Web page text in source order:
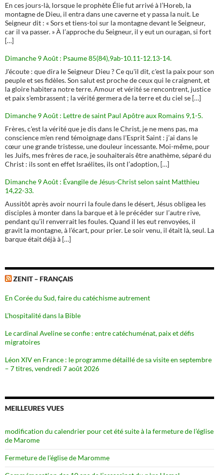
En ces jours-là, lorsque le prophète Élie fut arrivé à l’Horeb, la
montagne de Dieu, il entra dans une caverne et y passa la nuit. Le
Seigneur dit : « Sors et tiens-toi sur la montagne devant le Seigneur,
car il va passer. » À l’approche du Seigneur, il y eut un ouragan, si fort
[…]
Dimanche 9 Août : Psaume 85(84),9ab-10.11-12.13-14.
J'écoute : que dira le Seigneur Dieu ? Ce qu'il dit, c'est la paix pour son
peuple et ses fidèles. Son salut est proche de ceux qui le craignent, et
la gloire habitera notre terre. Amour et vérité se rencontrent, justice
et paix s'embrassent ; la vérité germera de la terre et du ciel se […]
Dimanche 9 Août : Lettre de saint Paul Apôtre aux Romains 9,1-5.
Frères, c'est la vérité que je dis dans le Christ, je ne mens pas, ma
conscience m'en rend témoignage dans l'Esprit Saint : j’ai dans le
cœur une grande tristesse, une douleur incessante. Moi-même, pour
les Juifs, mes frères de race, je souhaiterais être anathème, séparé du
Christ : ils sont en effet Israélites, ils ont l’adoption, […]
Dimanche 9 Août : Évangile de Jésus-Christ selon saint Matthieu
14,22-33.
Aussitôt après avoir nourri la foule dans le désert, Jésus obligea les
disciples à monter dans la barque et à le précéder sur l’autre rive,
pendant qu’il renverrait les foules. Quand il les eut renvoyées, il
gravit la montagne, à l’écart, pour prier. Le soir venu, il était là, seul. La
barque était déjà à […]
ZENIT – FRANÇAIS
En Corée du Sud, faire du catéchisme autrement
L’hospitalité dans la Bible
Le cardinal Aveline se confie : entre catéchuménat, paix et défis
migratoires
Léon XIV en France : le programme détaillé de sa visite en septembre
– 7 titres, vendredi 7 août 2026
MEILLEURES VUES
modification du calendrier pour cet été suite à la fermeture de l’église
de Marome
Fermeture de l’église de Maromme